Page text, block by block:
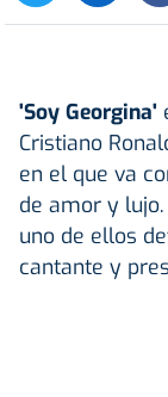
'Soy Georgina'
Cristiano
en el que va
de amor y
uno de ellos
cantante y